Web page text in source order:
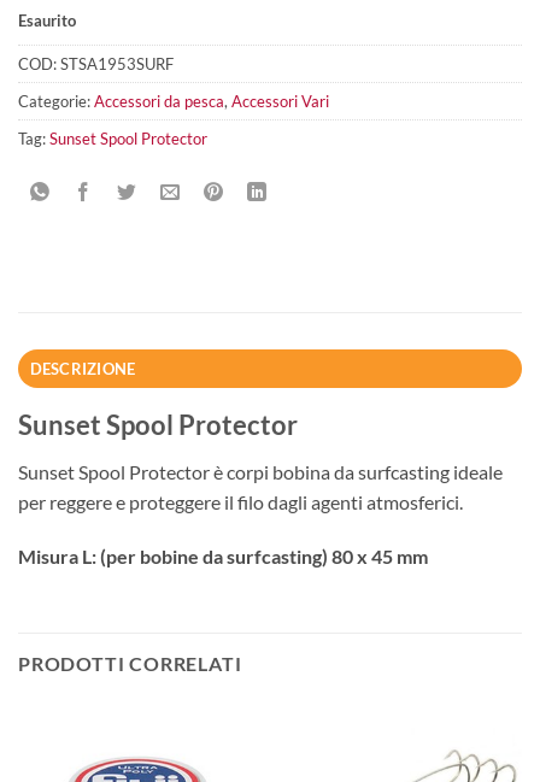
Esaurito
COD:STSA1953SURF
Categorie:Accessori da pesca,Accessori Vari
Tag:Sunset Spool Protector
DESCRIZIONE
Sunset Spool Protector
Sunset Spool Protector è corpi bobina da surfcasting ideale
per reggere e proteggere il filo dagli agenti atmosferici.
Misura L: (per bobine da surfcasting) 80 x 45 mm
PRODOTTI CORRELATI